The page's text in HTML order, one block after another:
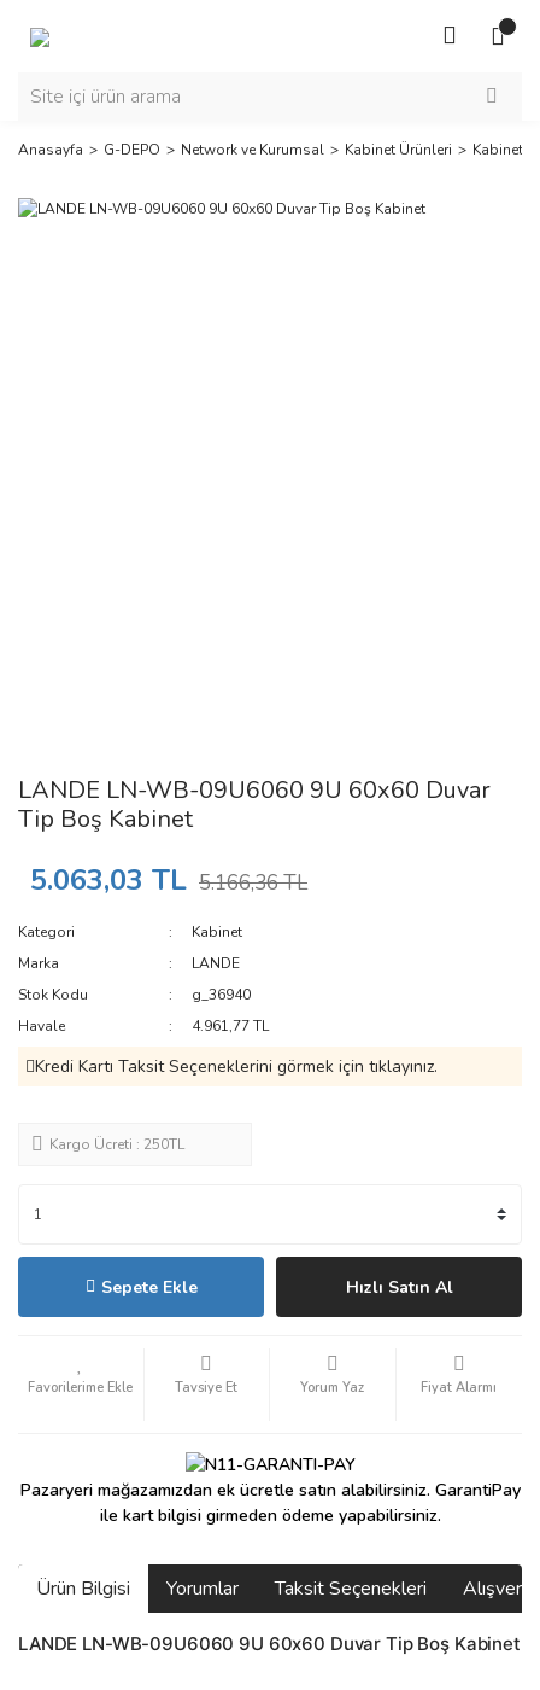
Anasayfa G-DEPO Network ve Kurumsal Kabinet Ürünleri Kabinet
LANDE LN-WB-09U6060 9U 60x60 Duvar
Tip Boş Kabinet
5.063,03 TL 5.166,36 TL
Kategori
Kabinet
Marka
LANDE
Stok Kodu
g_36940
Havale
4.961,77 TL
Kredi Kartı Taksit Seçeneklerini görmek için tıklayınız.
Kargo Ücreti : 250TL
Sepete Ekle Hızlı Satın Al
Tavsiye Et Yorum Yaz Fiyat Alarmı
Pazaryeri mağazamızdan ek ücretle satın alabilirsiniz. GarantiPay
ile kart bilgisi girmeden ödeme yapabilirsiniz.
Ürün Bilgisi Yorumlar Taksit Seçenekleri
LANDE LN-WB-09U6060 9U 60x60 Duvar Tip Boş Kabinet